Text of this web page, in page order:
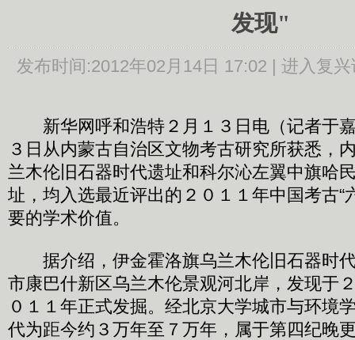
发现"
发布时间:2012年02月14日 17:02 | 进入复兴
新华网呼和浩特２月１３日电（记者于
３日从内蒙古自治区文物考古研究所获悉，
兰木伦旧石器时代遗址和科尔沁左翼中旗哈
址，均入选最近评出的２０１１年中国考古“
要的学术价值。
据介绍，伊金霍洛旗乌兰木伦旧石器时
市康巴什新区乌兰木伦景观河北岸，发现于
０１１年正式发掘。经北京大学城市与环境
代为距今约３万年至７万年，属于第四纪晚